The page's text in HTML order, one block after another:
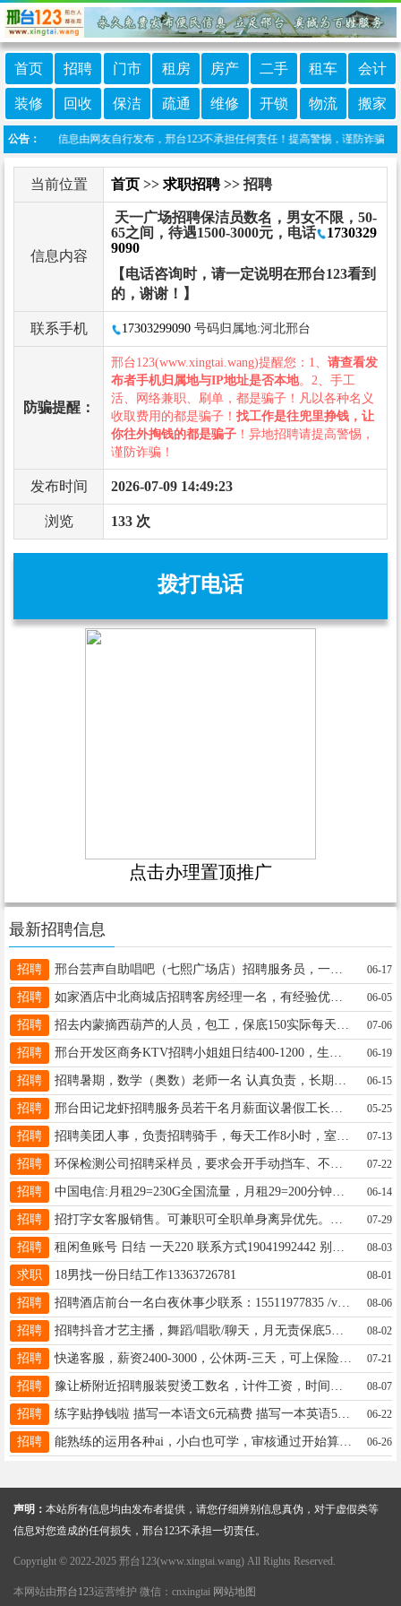
首页 招聘 门市 租房 房产 二手 租车 会计
装修 回收 保洁 疏通 维修 开锁 物流 搬家
公告：
：本栏目信息由网友自行发布，邢台123不承担任何责任！提高警惕，谨防诈骗！
当前位置 首页 >> 求职招聘>> 招聘
信息内容
天一广场招聘保洁员数名，男女不限，50-
65之间，待遇1500-3000元，电话
1730329
9090
【电话咨询时，请一定说明在邢台123看到
的，谢谢！】
联系手机 17303299090 号码归属地:河北邢台
防骗提醒：
邢台123(www.xingtai.wang)提醒您：1、 请查看发
布者手机归属地与IP地址是否本地。2、手工
活、网络兼职、刷单，都是骗子！凡以各种名义
收取费用的都是骗子！ 找工作是往兜里挣钱，让
你往外掏钱的都是骗子 ！异地招聘请提高警惕，
谨防诈骗！
发布时间 2026-07-09 14:49:23
浏览 133 次
拨打电话
点击办理置顶推广
最新招聘信息
招聘 邢台芸声自助唱吧（七熙广场店）招聘服务员，一天八小时，勤快动手能力强的能长期的联系13653195508 06-17
招聘 如家酒店中北商城店招聘客房经理一名，有经验优先。电话17692923572 06-05
招聘 07-06
招聘 06-19
招聘 06-15
招聘 05-25
招聘 07-13
招聘 07-22
招聘 中国电信:月租29=230G全国流量，月租29=200分钟通话+120G全国流量：18003392122 06-14
招聘 07-29
招聘 08-03
求职 18男找一份日结工作13363726781 08-01
招聘 招聘酒店前台一名白夜休事少联系：15511977835 /v同步 08-06
招聘 招聘抖音才艺主播，舞蹈/唱歌/聊天，月无责保底5K，时段自选可居家，提供拍摄和短视频策划，详询17733912262 08-02
招聘 快递客服，薪资2400-3000，公休两-三天，可上保险，地址：会宁西沙窝村快递中心，电微18631981827 07-21
招聘 08-07
招聘 练字贴挣钱啦 描写一本语文6元稿费 描写一本英语5元稿费 联系电话18832920402 06-22
招聘 能熟练的运用各种ai，小白也可学，审核通过开始算薪资3000-6000工作无压力轻松，18333456606同v大风口 06-26
声明： 本站所有信息均由发布者提供，请您仔细辨别信息真伪，对于虚假类等
信息对您造成的任何损失，邢台123不承担一切责任。
Copyright © 2022-2025 邢台123(www.xingtai.wang) All Rights Reserved.
本网站由邢台123运营维护 微信：cnxingtai 网站地图